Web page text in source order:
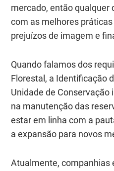
mercado, então qualquer
com as melhores
prejuízos de imagem e
Quando falamos dos
Florestal, a Identificação
Unidade de
na manutenção das
estar em linha com a
a expansão para novos
Atualmente, companhias